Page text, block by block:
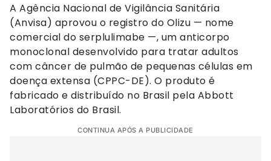
A Agência Nacional de Vigilância Sanitária
(Anvisa) aprovou o registro do Olizu — nome
comercial do serplulimabe —, um anticorpo
monoclonal desenvolvido para tratar adultos
com câncer de pulmão de pequenas células em
doença extensa (CPPC-DE). O produto é
fabricado e distribuído no Brasil pela Abbott
Laboratórios do Brasil.
CONTINUA APÓS A PUBLICIDADE